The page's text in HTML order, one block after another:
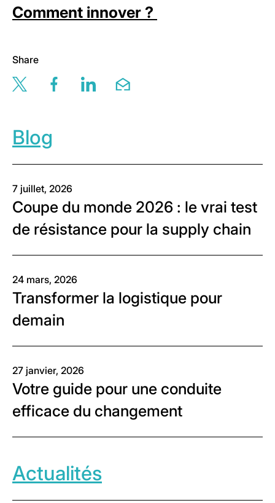
Comment innover ?
Share
Share this page via twitter
Share this page via facebook
Share this page via linkedin
Share this page via email
Blog
7 juillet, 2026
Coupe du monde 2026 : le vrai test
de résistance pour la supply chain
24 mars, 2026
Transformer la logistique pour
demain
27 janvier, 2026
Votre guide pour une conduite
efficace du changement
Actualités